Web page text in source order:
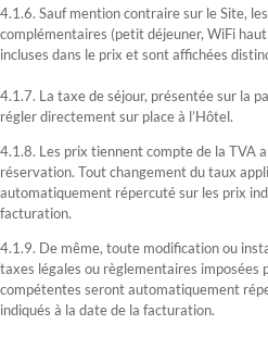
4.1.6. Sauf mention contraire sur le Site,
complémentaires (petit déjeuner, WiFi
incluses dans le prix et sont affichées
4.1.7. La taxe de séjour, présentée sur la
régler directement sur place à l’Hôtel.
4.1.8. Les prix tiennent compte de la TVA
réservation. Tout changement du taux
automatiquement répercuté sur les prix
facturation.
4.1.9. De même, toute modification ou
taxes légales ou règlementaires imposées
compétentes seront automatiquement
indiqués à la date de la facturation.